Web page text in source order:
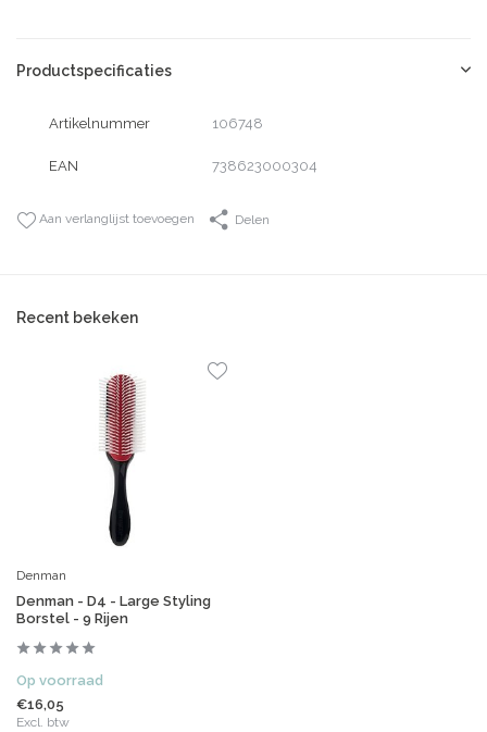
Productspecificaties
Artikelnummer 106748
EAN 738623000304
Aan verlanglijst toevoegen Delen
Recent bekeken
Denman
Denman - D4 - Large Styling
Borstel - 9 Rijen
Op voorraad
€16,05
Excl. btw